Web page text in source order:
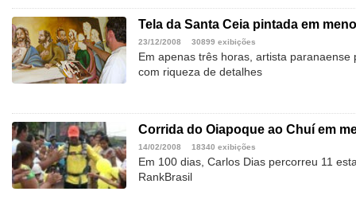
Tela da Santa Ceia pintada em
23/12/2008 30899 exibições
Em apenas três horas, artista
com riqueza de detalhes
Corrida do Oiapoque ao Chuí em
14/02/2008 18340 exibições
Em 100 dias, Carlos Dias percorreu 11
RankBrasil